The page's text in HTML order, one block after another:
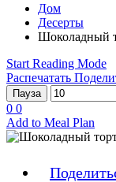
Дом
Десерты
Шоколадный
Start Reading Mode
Распечатать
Пауза
0 0
Add to Meal Plan